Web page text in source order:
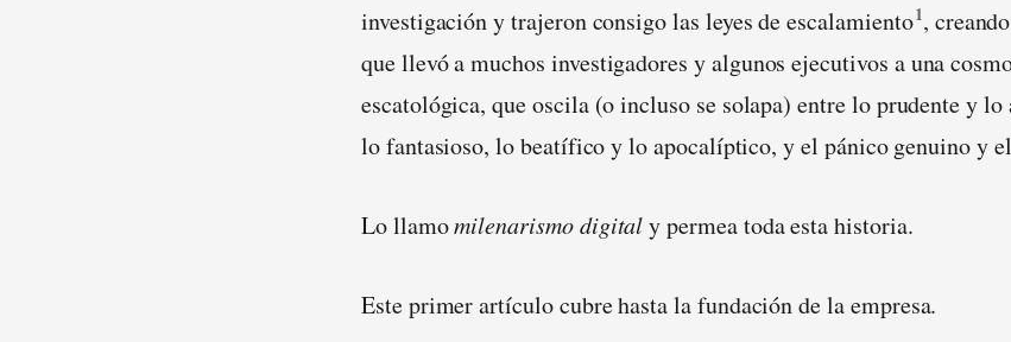
investigación y trajeron consigo las leyes de escalamiento1,
que llevó a muchos investigadores y algunos ejecutivos a una
escatológica, que oscila (o incluso se solapa) entre lo prudente y
lo fantasioso, lo beatífico y lo apocalíptico, y el pánico genuino y
Lo llamomilenarismo digitaly permea toda esta historia.
Este primer artículo cubre hasta la fundación de la empresa.